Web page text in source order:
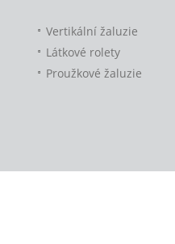
Vertikální žaluzie
Látkové rolety
Proužkové žaluzie